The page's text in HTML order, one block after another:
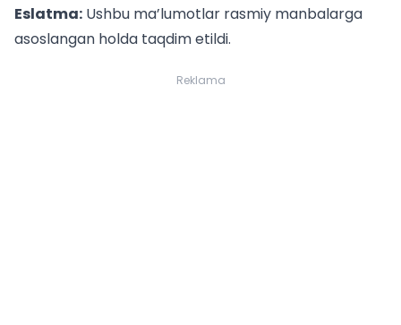
Eslatma: Ushbu ma’lumotlar rasmiy manbalarga
asoslangan holda taqdim etildi.
Reklama